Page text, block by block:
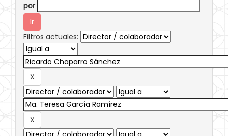
por
Filtros actuales: